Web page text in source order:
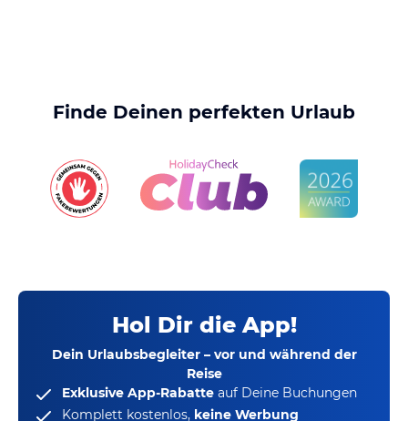
Finde Deinen perfekten Urlaub
Hol Dir die App!
Dein Urlaubsbegleiter – vor und während der
Reise
Exklusive App-Rabatte auf Deine Buchungen
Komplett kostenlos, keine Werbung